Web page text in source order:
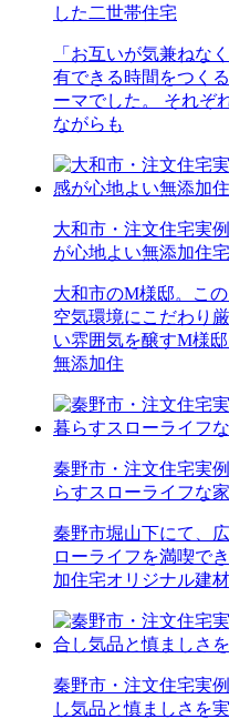
した二世帯住宅
「お互いが気兼ねな
有できる時間をつく
ーマでした。 それぞ
ながらも
大和市・注文住宅実
が心地よい無添加住宅
大和市のM様邸。こ
空気環境にこだわり
い雰囲気を醸すM様
無添加住
秦野市・注文住宅実
らすスローライフな家
秦野市堀山下にて、
ローライフを満喫で
加住宅オリジナル建
秦野市・注文住宅実
し気品と慎ましさを